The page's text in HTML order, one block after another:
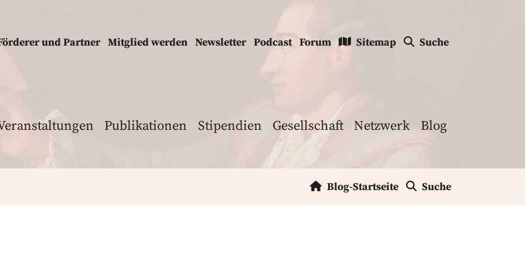
und Partner Mitglied werden Newsletter Podcast Forum Sitemap Suche
Publikationen Stipendien Gesellschaft Netzwerk Blog
Blog-Startseite Suche